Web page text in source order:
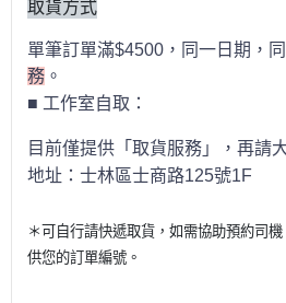
取貨方式
單筆訂單滿$4500，同一日期，
務 。
■ 工作室自取：
目前僅提供「 取貨服務」，再請
地址：士林區士商路125號1F
＊可自行請快遞取貨，如需協助預約司
供您的訂單編號。